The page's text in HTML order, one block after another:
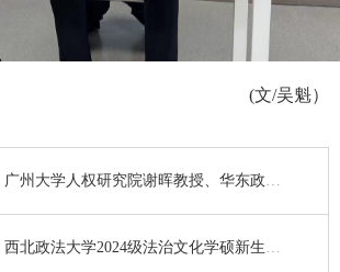
(文/吴魁）
广州大学人权研究院谢晖教授、华东政法大学法律方法研究院陈金钊教授作题为“漫谈法学论文写作”讲座 | 【西北法治文化论坛第十二期】
西北政法大学2024级法治文化学硕新生见面会顺利举行